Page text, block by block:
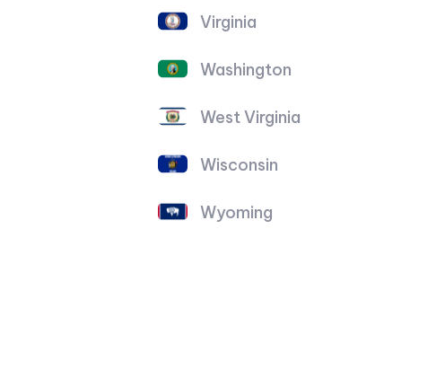
Virginia
Washington
West Virginia
Wisconsin
Wyoming